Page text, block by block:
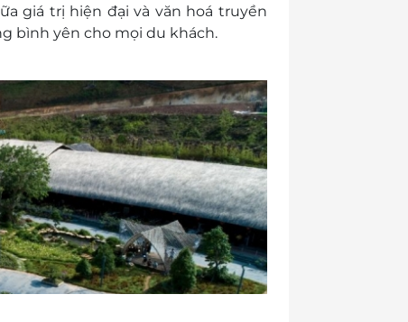
giá trị hiện đại và văn hoá truyền
bình yên cho mọi du khách.